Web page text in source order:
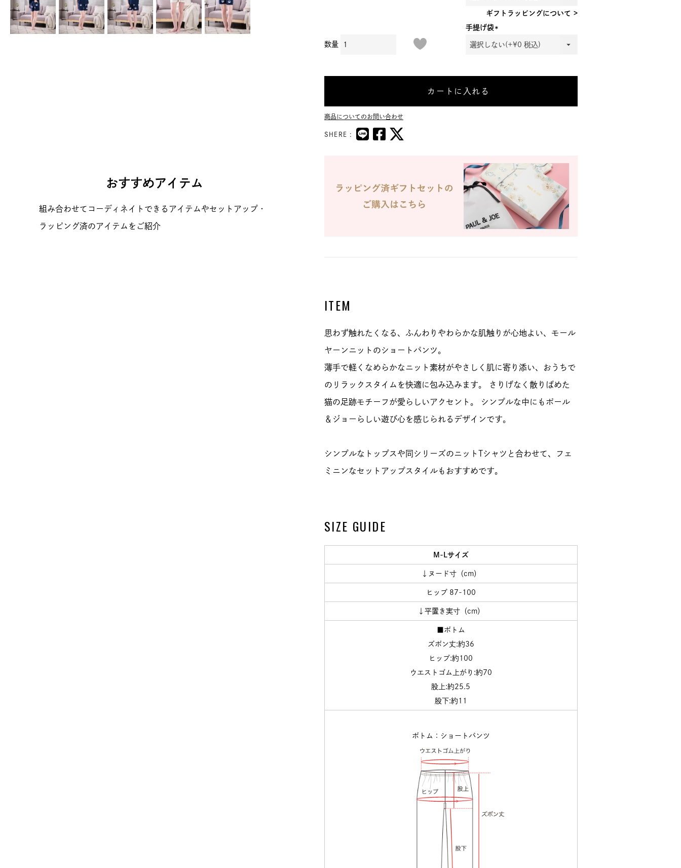
ギフトラッピングについて >
手提げ袋
(必
カートに入れる
商品についてのお問い合わせ
SHERE :
おすすめアイテム
組み合わせてコーディネイトできるアイテムやセットアップ・
ラッピング済のアイテムをご紹介
ITEM
思わず触れたくなる、ふんわりやわらかな肌触りが心地よい、モール
ヤーンニットのショートパンツ。
薄手で軽くなめらかなニット素材がやさしく肌に寄り添い、おうちで
のリラックスタイムを快適に包み込みます。 さりげなく散りばめた
猫の足跡モチーフが愛らしいアクセント。 シンプルな中にもポール
＆ジョーらしい遊び心を感じられるデザインです。
シンプルなトップスや同シリーズのニットTシャツと合わせて、フェ
ミニンなセットアップスタイルもおすすめです。
SIZE GUIDE
M-Lサイズ
↓ヌード寸（cm）
ヒップ 87-100
↓平置き実寸（cm）
■ボトム
ズボン丈:約36
ヒップ:約100
ウエストゴム上がり:約70
股上:約25.5
股下:約11
ボトム：ショートパンツ